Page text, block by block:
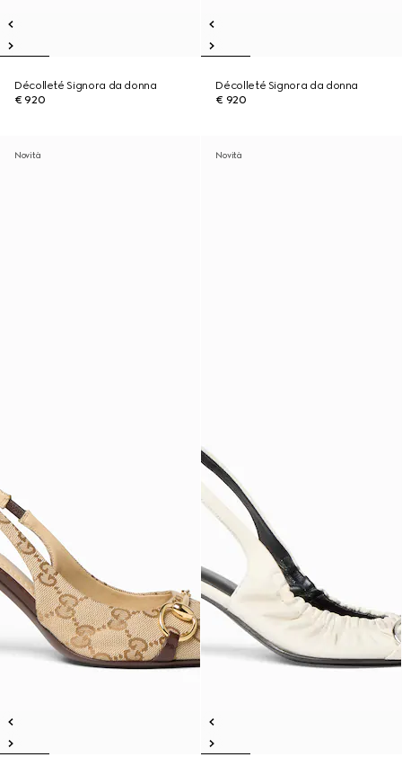
Décolleté Signora da donna
€ 920
Décolleté Signora da donna
€ 920
Novità Novità